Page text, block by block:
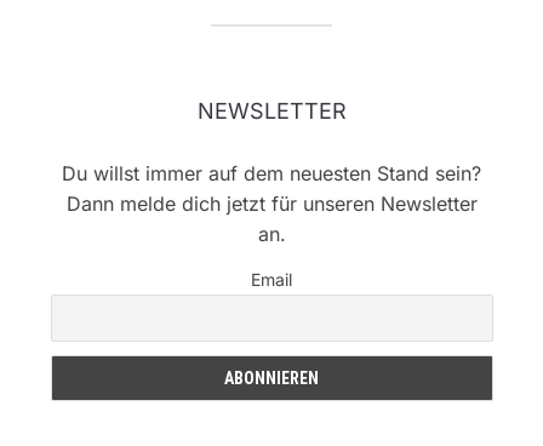
NEWSLETTER
Du willst immer auf dem neuesten Stand sein?
Dann melde dich jetzt für unseren Newsletter
an.
Email